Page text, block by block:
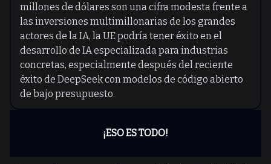
millones de dólares son una cifra modesta frente a
las inversiones multimillonarias de los grandes
actores de la IA, la UE podría tener éxito en el
desarrollo de IA especializada para industrias
concretas, especialmente después del reciente
éxito de DeepSeek con modelos de código abierto
de bajo presupuesto.
¡ESO ES TODO!